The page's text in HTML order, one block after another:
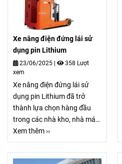
Xe nâng điện đứng lái sử
dụng pin Lithium
23/06/2025 |
358 Lượt
xem
Xe nâng điện đứng lái sử
dụng pin Lithium đã trở
thành lựa chọn hàng đầu
trong các nhà kho, nhà máy,
trung tâm logistics và hệ
thống phân phối hiện đại. Xe
nâng điện đứng lái sử dụng
Xem thêm ››